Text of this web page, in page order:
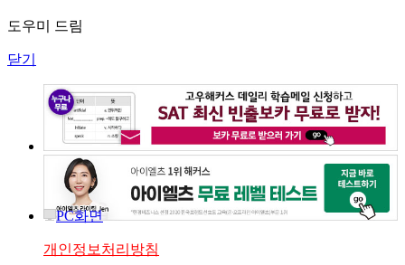
도우미 드림
닫기
PC화면
개인정보처리방침